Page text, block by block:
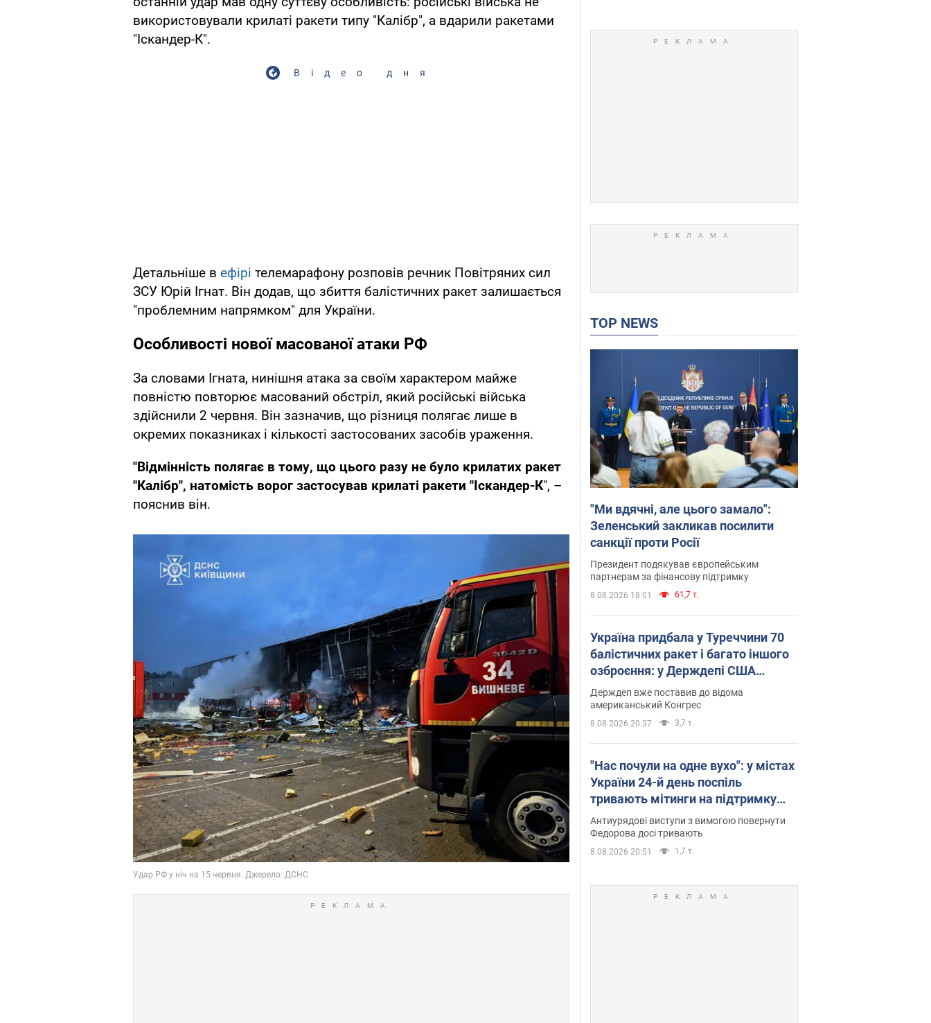
використовували крилаті ракети типу "Калібр", а вдарили ракетами
"Іскандер-К".
Відео дня
Детальніше в ефірі телемарафону розповів речник Повітряних сил
ЗСУ Юрій Ігнат. Він додав, що збиття балістичних ракет залишається
"проблемним напрямком" для України.
Особливості нової масованої атаки РФ
За словами Ігната, нинішня атака за своїм характером майже
повністю повторює масований обстріл, який російські війська
здійснили 2 червня. Він зазначив, що різниця полягає лише в
окремих показниках і кількості застосованих засобів ураження.
"Відмінність полягає в тому, що цього разу не було крилатих ракет
"Калібр", натомість ворог застосував крилаті ракети "Іскандер-К", –
пояснив він.
TOP NEWS
"Ми вдячні, але цього замало":
Зеленський закликав посилити
санкції проти Росії
Президент подякував європейським
партнерам за фінансову підтримку
8.08.2026 18:01 61,7 т.
Україна придбала у Туреччини 70
балістичних ракет і багато іншого
озброєння: у Держдепі США
оприлюднили список
Держдеп вже поставив до відома
американський Конгрес
8.08.2026 20:37 3,7 т.
"Нас почули на одне вухо": у містах
України 24-й день поспіль
тривають мітинги на підтримку
Федорова. Фото і відео
Антиурядові виступи з вимогою повернути
Федорова досі тривають
8.08.2026 20:51 1,7 т.